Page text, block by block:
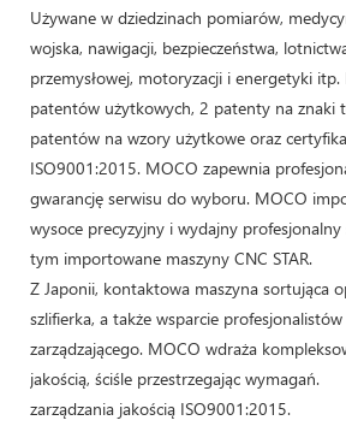
Używane w dziedzinach pomiarów,
wojska, nawigacji, bezpieczeństwa,
przemysłowej, motoryzacji i energetyki itp.
patentów użytkowych, 2 patenty na znaki
patentów na wzory użytkowe oraz
ISO9001:2015. MOCO zapewnia
gwarancję serwisu do wyboru. MOCO
wysoce precyzyjny i wydajny
tym importowane maszyny CNC STAR.
Z Japonii, kontaktowa maszyna sortująca
szlifierka, a także wsparcie profesjonalistów
zarządzającego. MOCO wdraża
jakością, ściśle przestrzegając wymagań.
zarządzania jakością ISO9001:2015.